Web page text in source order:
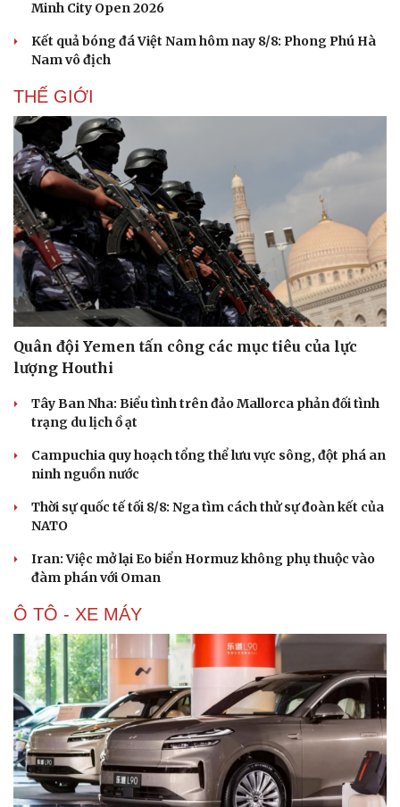
Du lịch
Tư vấn
Săn Tour
check-in
Podcast
Câu chuyện thời sự
Đọc truyện đêm khuya
Cửa sổ tình yêu
Kể chuyện cho bé
Minh City Open 2026
Kết quả bóng đá Việt Nam hôm nay 8/8: Phong Phú Hà
Nam vô địch
THẾ GIỚI
Quân đội Yemen tấn công các mục tiêu của lực
lượng Houthi
Tây Ban Nha: Biểu tình trên đảo Mallorca phản đối tình
trạng du lịch ồ ạt
Campuchia quy hoạch tổng thể lưu vực sông, đột phá an
ninh nguồn nước
Thời sự quốc tế tối 8/8: Nga tìm cách thử sự đoàn kết của
NATO
Iran: Việc mở lại Eo biển Hormuz không phụ thuộc vào
đàm phán với Oman
Ô TÔ - XE MÁY